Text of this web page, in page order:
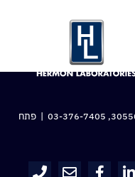
03-376-7405 | פתח